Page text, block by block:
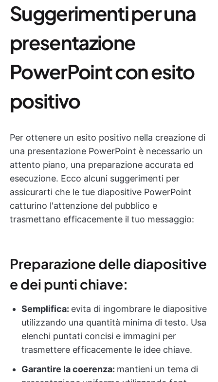
Suggerimenti per una
presentazione
PowerPoint con esito
positivo
Per ottenere un esito positivo nella creazione di
una presentazione PowerPoint è necessario un
attento piano, una preparazione accurata ed
esecuzione. Ecco alcuni suggerimenti per
assicurarti che le tue diapositive PowerPoint
catturino l'attenzione del pubblico e
trasmettano efficacemente il tuo messaggio:
Preparazione delle diapositive
e dei punti chiave:
Semplifica: evita di ingombrare le diapositive
utilizzando una quantità minima di testo. Usa
elenchi puntati concisi e immagini per
trasmettere efficacemente le idee chiave.
Garantire la coerenza: mantieni un tema di